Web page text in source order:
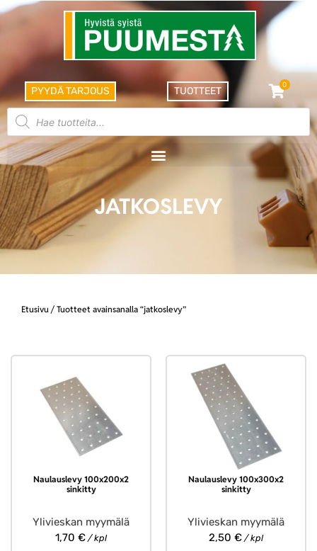
PYYDÄ TARJOUS TUOTTEET
0
JATKOSLEVY
Etusivu / Tuotteet avainsanalla “jatkoslevy”
Naulauslevy 100x200x2
sinkitty
Ylivieskan myymälä
1,70 € / kpl
Naulauslevy 100x300x2
sinkitty
Ylivieskan myymälä
2,50 € / kpl